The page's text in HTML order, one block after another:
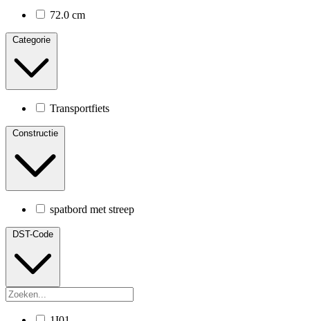
72.0 cm
Categorie
Transportfiets
Constructie
spatbord met streep
DST-Code